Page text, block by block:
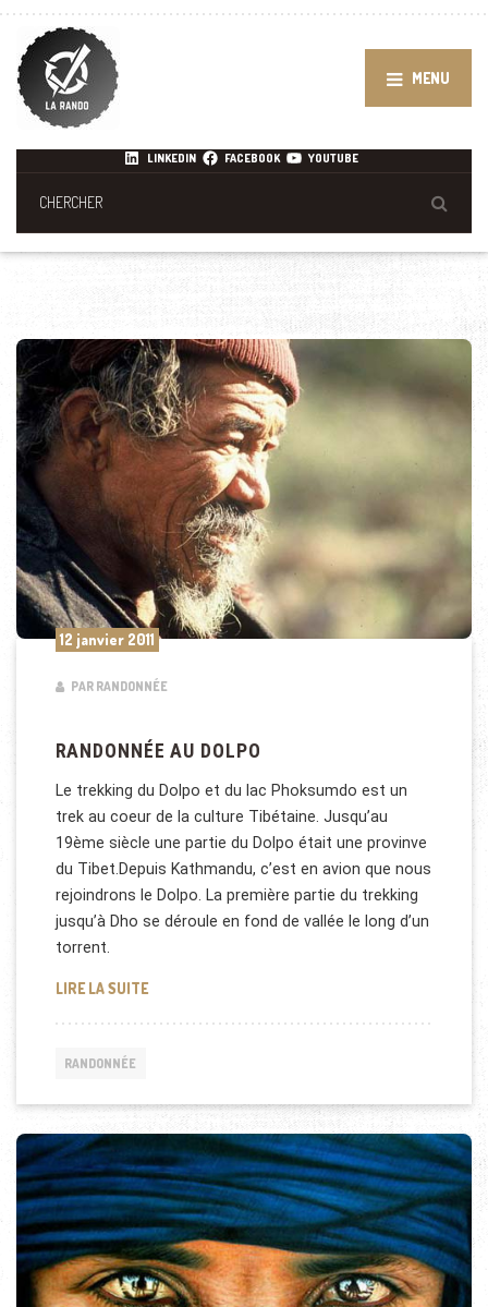
MENU
LINKEDIN FACEBOOK YOUTUBE
12 janvier 2011
PAR RANDONNÉE
RANDONNÉE AU DOLPO
Le trekking du Dolpo et du lac Phoksumdo est un
trek au coeur de la culture Tibétaine. Jusqu’au
19ème siècle une partie du Dolpo était une provinve
du Tibet.Depuis Kathmandu, c’est en avion que nous
rejoindrons le Dolpo. La première partie du trekking
jusqu’à Dho se déroule en fond de vallée le long d’un
torrent.
LIRE LA SUITERANDONNÉE AU DOLPO
RANDONNÉE